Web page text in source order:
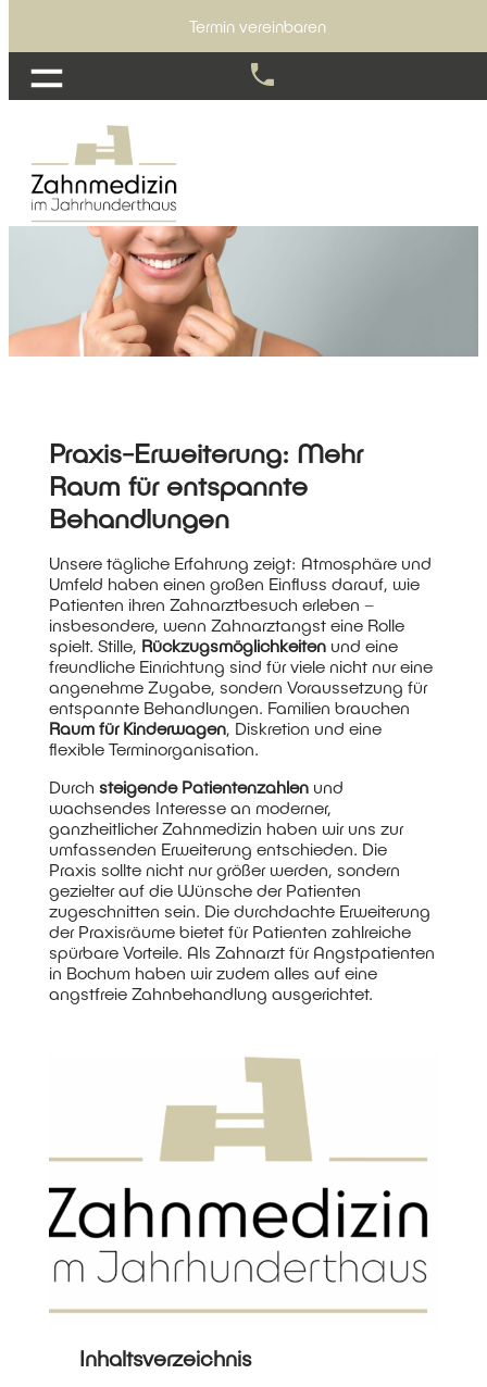
Termin vereinbaren
Praxis-Erweiterung: Mehr
Raum für entspannte
Behandlungen
Unsere tägliche Erfahrung zeigt: Atmosphäre und
Umfeld haben einen großen Einfluss darauf, wie
Patienten ihren Zahnarztbesuch erleben –
insbesondere, wenn Zahnarztangst eine Rolle
spielt. Stille, Rückzugsmöglichkeitenund eine
freundliche Einrichtung sind für viele nicht nur eine
angenehme Zugabe, sondern Voraussetzung für
entspannte Behandlungen. Familien brauchen
Raum für Kinderwagen, Diskretion und eine
flexible Terminorganisation.
Durch steigende Patientenzahlenund
wachsendes Interesse an moderner,
ganzheitlicher Zahnmedizin haben wir uns zur
umfassenden Erweiterung entschieden. Die
Praxis sollte nicht nur größer werden, sondern
gezielter auf die Wünsche der Patienten
zugeschnitten sein. Die durchdachte Erweiterung
der Praxisräume bietet für Patienten zahlreiche
spürbare Vorteile. Als Zahnarzt für Angstpatienten
in Bochumhaben wir zudem alles auf eine
angstfreie Zahnbehandlung ausgerichtet.
Inhaltsverzeichnis